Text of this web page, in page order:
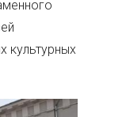
культурных